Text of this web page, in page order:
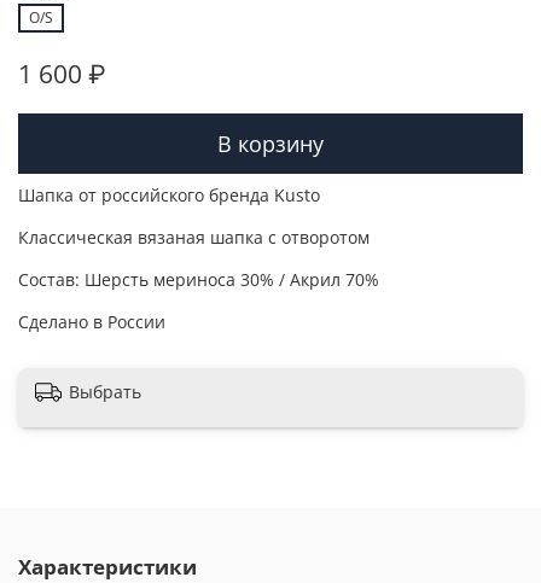
O/S
1 600 ₽
В корзину
Шапка от российского бренда Kusto
Классическая вязаная шапка с отворотом
Состав: Шерсть мериноса 30% / Акрил 70%
Сделано в России
Выбрать
Характеристики